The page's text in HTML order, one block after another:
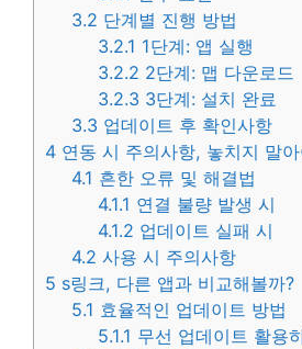
3.2 단계별 진행 방법
3.2.1 1단계: 앱 실행
3.2.2 2단계: 맵 다운로드
3.2.3 3단계: 설치 완료
3.3 업데이트 후 확인사항
4 연동 시 주의사항, 놓치지 말
4.1 흔한 오류 및 해결법
4.1.1 연결 불량 발생 시
4.1.2 업데이트 실패 시
4.2 사용 시 주의사항
5 s링크, 다른 앱과 비교해볼까?
5.1 효율적인 업데이트 방법
5.1.1 무선 업데이트 활용